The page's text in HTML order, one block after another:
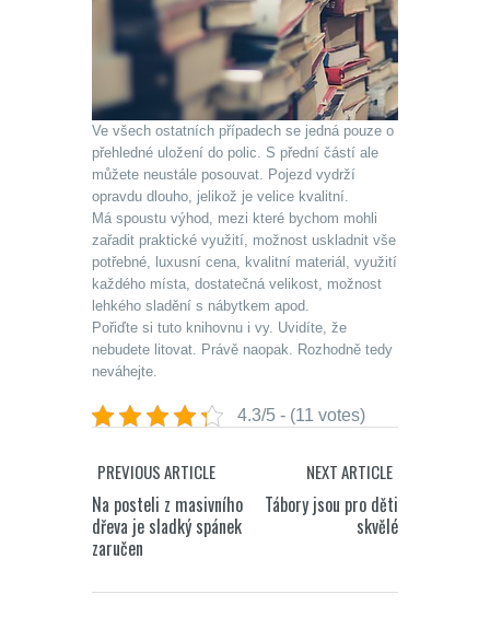
Ve všech ostatních případech se jedná pouze o
přehledné uložení do polic. S přední částí ale
můžete neustále posouvat. Pojezd vydrží
opravdu dlouho, jelikož je velice kvalitní.
Má spoustu výhod, mezi které bychom mohli
zařadit praktické využití, možnost uskladnit vše
potřebné, luxusní cena, kvalitní materiál, využití
každého místa, dostatečná velikost, možnost
lehkého sladění s nábytkem apod.
Pořiďte si tuto knihovnu i vy. Uvidíte, že
nebudete litovat. Právě naopak. Rozhodně tedy
neváhejte.
4.3/5 - (11 votes)
PREVIOUS ARTICLE
Na posteli z masivního
dřeva je sladký spánek
zaručen
NEXT ARTICLE
Tábory jsou pro děti
skvělé